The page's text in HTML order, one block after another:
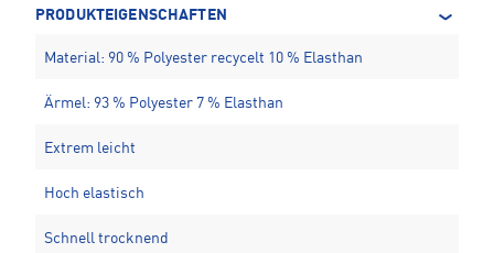
PRODUKTEIGENSCHAFTEN
Material: 90 % Polyester recycelt 10 % Elasthan
Ärmel: 93 % Polyester 7 % Elasthan
Extrem leicht
Hoch elastisch
Schnell trocknend